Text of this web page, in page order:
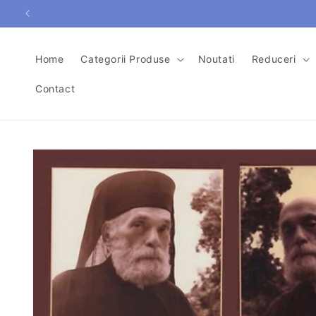
Salt la
Home Categorii Produse Noutati Reduceri
Contact
despre